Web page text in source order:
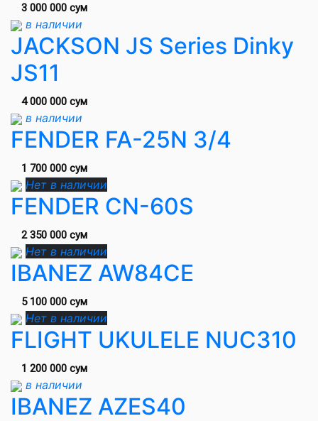
3 000 000 сум
в наличии
JACKSON JS Series Dinky
JS11
4 000 000 сум
в наличии
FENDER FA-25N 3/4
1 700 000 сум
Нет в наличии
FENDER CN-60S
2 350 000 сум
Нет в наличии
IBANEZ AW84CE
5 100 000 сум
Нет в наличии
FLIGHT UKULELE NUC310
1 200 000 сум
в наличии
IBANEZ AZES40